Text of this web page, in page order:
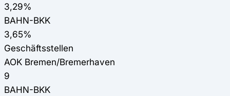
3,29%
BAHN-BKK
3,65%
Geschäftsstellen
AOK Bremen/Bremerhaven
9
BAHN-BKK